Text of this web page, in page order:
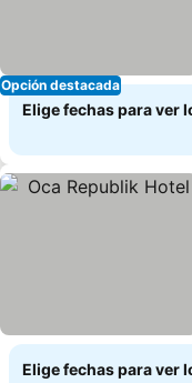
Opción destacada
Elige fechas para ver
Elige fechas para ver